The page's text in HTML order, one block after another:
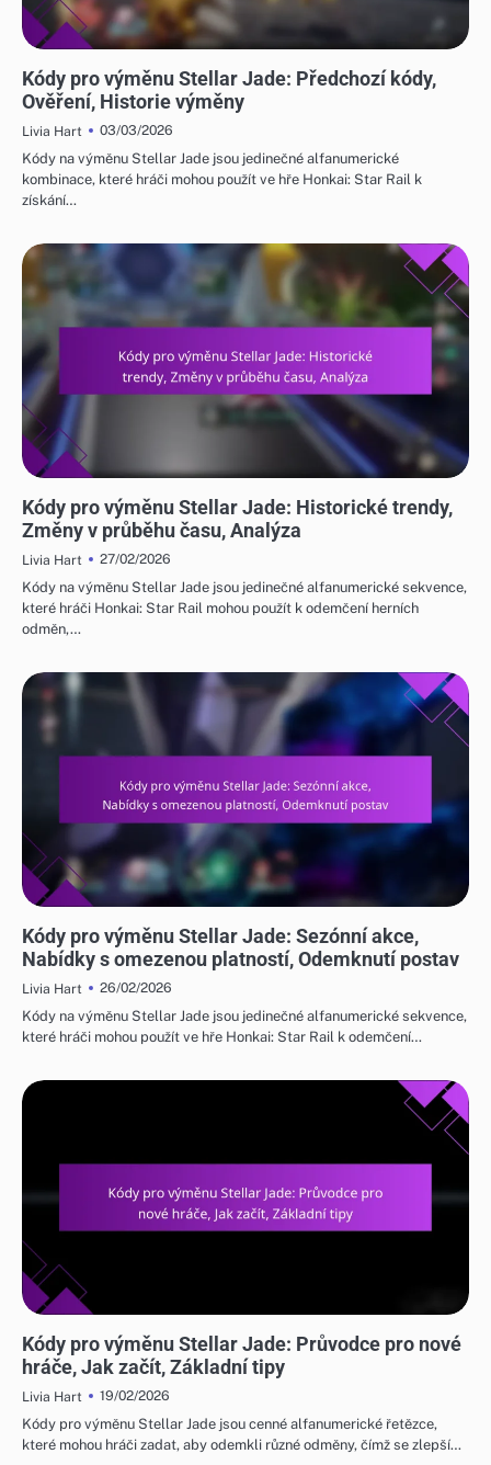
Kódy pro výměnu Stellar Jade: Předchozí kódy,
Ověření, Historie výměny
Livia Hart
03/03/2026
Kódy na výměnu Stellar Jade jsou jedinečné alfanumerické
kombinace, které hráči mohou použít ve hře Honkai: Star Rail k
získání…
Kódy pro výměnu Stellar Jade: Historické trendy,
Změny v průběhu času, Analýza
Livia Hart
27/02/2026
Kódy na výměnu Stellar Jade jsou jedinečné alfanumerické sekvence,
které hráči Honkai: Star Rail mohou použít k odemčení herních
odměn,…
Kódy pro výměnu Stellar Jade: Sezónní akce,
Nabídky s omezenou platností, Odemknutí postav
Livia Hart
26/02/2026
Kódy na výměnu Stellar Jade jsou jedinečné alfanumerické sekvence,
které hráči mohou použít ve hře Honkai: Star Rail k odemčení…
Kódy pro výměnu Stellar Jade: Průvodce pro nové
hráče, Jak začít, Základní tipy
Livia Hart
19/02/2026
Kódy pro výměnu Stellar Jade jsou cenné alfanumerické řetězce,
které mohou hráči zadat, aby odemkli různé odměny, čímž se zlepší…